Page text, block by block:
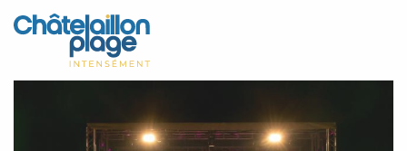
Aller
au
principal
Accueil
Découvrir
Activités